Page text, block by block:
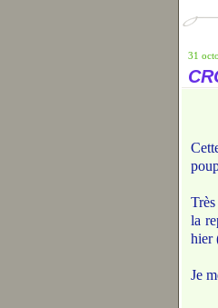
31
la
hier
Je